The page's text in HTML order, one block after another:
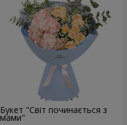
Букет "Світ починається з
мами"